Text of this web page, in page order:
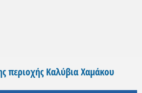
περιοχής Καλύβια Χαμάκου